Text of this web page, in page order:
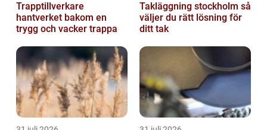
Trapptillverkare
hantverket bakom en
trygg och vacker trappa
Takläggning stockholm så
väljer du rätt lösning för
ditt tak